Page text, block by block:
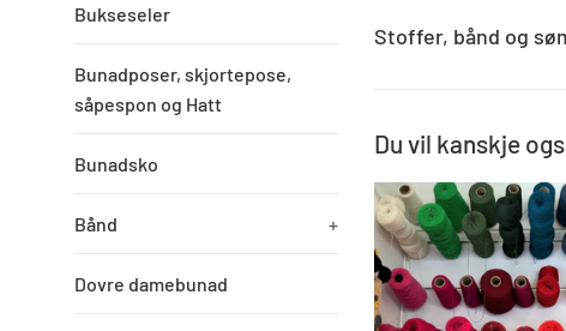
Bukseseler
Bunadposer, skjortepose,
såpespon og Hatt
Bunadsko
Bånd +
Dovre damebunad
Stoffer, bånd og
Du vil kanskje